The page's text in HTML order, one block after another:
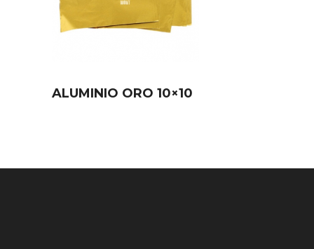
ALUMINIO ORO 10×10